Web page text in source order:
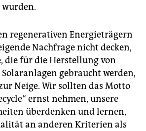
regenerativen Energieträgern
Nachfrage nicht decken,
die für die Herstellung von
gebraucht werden,
Neige. Wir sollten das Motto
ernst nehmen, unsere
überdenken und lernen,
an anderen Kriterien als